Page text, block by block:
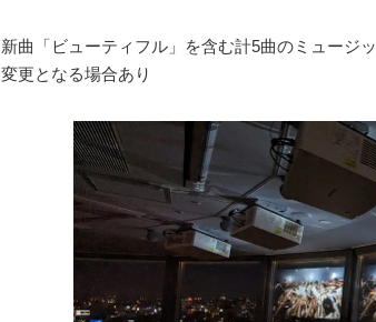
新曲「ビューティフル」を含む計5曲のミュージ
変更となる場合あり